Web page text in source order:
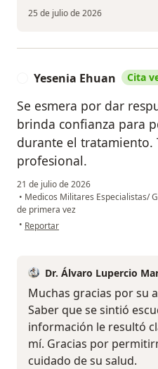
25 de julio de 2026
Yesenia Ehuan Cita
Se esmera por dar
brinda confianza para
durante el tratamiento.
profesional.
21 de julio de 2026
• Medicos Militares Especialistas/
de primera vez
• en opinión del usuario Yesenia
Reportar
Dr. Álvaro Lupercio
Muchas gracias por su
Saber que se sintió
información le resultó
mí. Gracias por
cuidado de su salud.